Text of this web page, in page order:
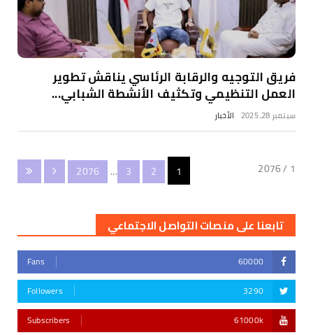
فريق التوجيه والرقابة الرئاسي يناقش تطوير
العمل التنظيمي وتكثيف الأنشطة الشبابي...
سبتمبر 28, 2025 الأخبار
1 / 2076
1
2
3
...
2076
تابعنا على منصات التواصل الاجتماعي
60000
Fans
3290
Followers
61000k
Subscribers